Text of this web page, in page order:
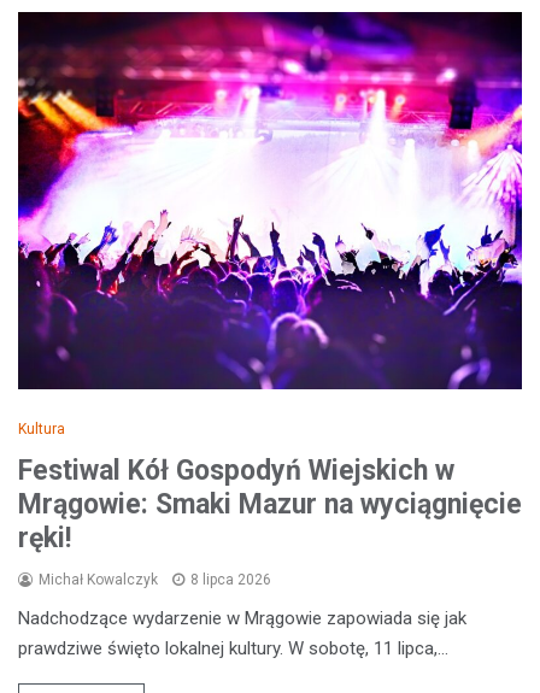
Kultura
Festiwal Kół Gospodyń Wiejskich w
Mrągowie: Smaki Mazur na wyciągnięcie
ręki!
Michał Kowalczyk 8 lipca 2026
Nadchodzące wydarzenie w Mrągowie zapowiada się jak
prawdziwe święto lokalnej kultury. W sobotę, 11 lipca,…